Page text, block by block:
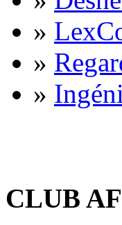
»
»
»
CLUB